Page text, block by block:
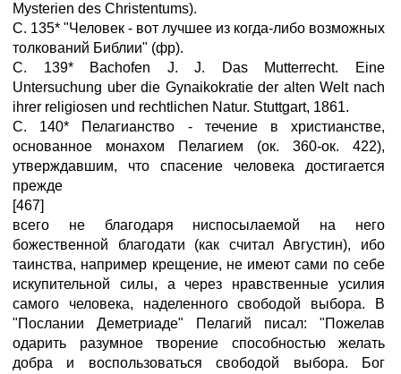
Mysterien des Christentums).
С. 135* "Человек - вот лучшее из когда-либо возможных
толкований Библии" (фр).
С. 139* Bachofen J. J. Das Mutterrecht. Eine
Untersuchung uber die Gynaikokratie der alten Welt nach
ihrer religiosen und rechtlichen Natur. Stuttgart, 1861.
С. 140* Пелагианство - течение в христианстве,
основанное монахом Пелагием (ок. 360-ок. 422),
утверждавшим, что спасение человека достигается
прежде
[467]
всего не благодаря ниспосылаемой на него
божественной благодати (как считал Августин), ибо
таинства, например крещение, не имеют сами по себе
искупительной силы, а через нравственные усилия
самого человека, наделенного свободой выбора. В
"Послании Деметриаде" Пелагий писал: "Пожелав
одарить разумное творение способностью желать
добра и воспользоваться свободой выбора. Бог